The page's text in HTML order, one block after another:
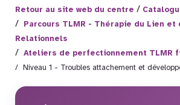
Retour au site web du centre
Parcours TLMR - Thérapie du Lien et
Relationnels
Ateliers de perfectionnement TLMR
Niveau 1 - Troubles attachement et